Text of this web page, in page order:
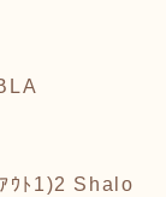
ｳﾄ1)2 Shalo